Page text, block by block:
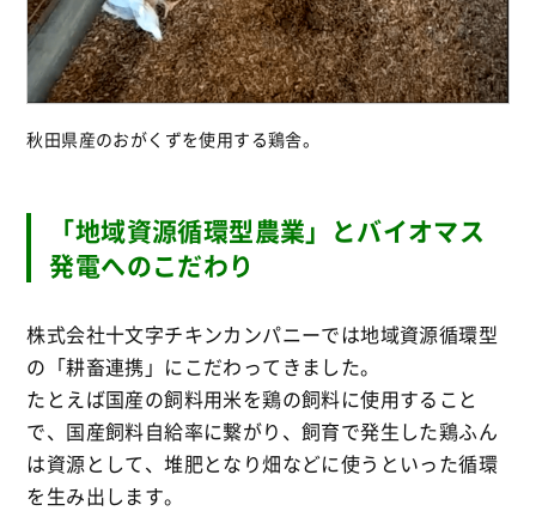
秋田県産のおがくずを使用する鶏舎。
「地域資源循環型農業」とバイオマス
発電へのこだわり
株式会社十文字チキンカンパニーでは地域資源循環型
の「耕畜連携」にこだわってきました。
たとえば国産の飼料用米を鶏の飼料に使用すること
で、国産飼料自給率に繋がり、飼育で発生した鶏ふん
は資源として、堆肥となり畑などに使うといった循環
を生み出します。